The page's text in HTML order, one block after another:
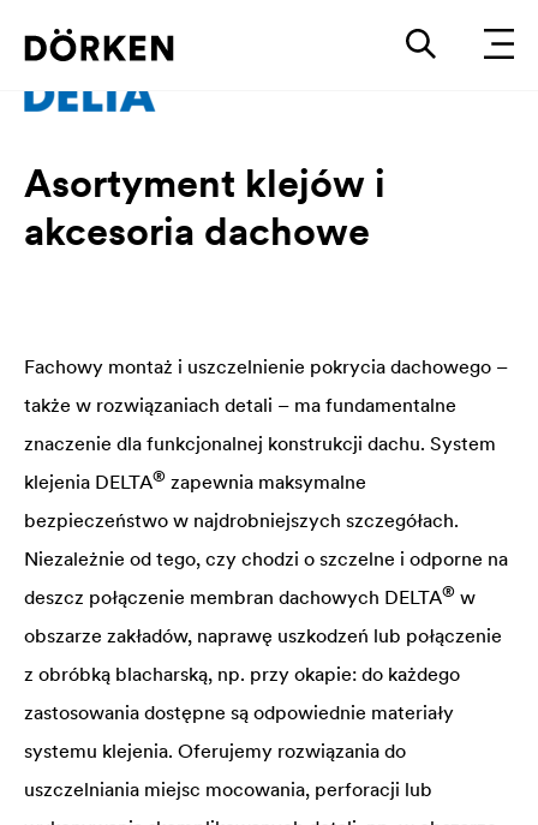
Asortyment klejów i
akcesoria dachowe
Fachowy montaż i uszczelnienie pokrycia dachowego –
także w rozwiązaniach detali – ma fundamentalne
znaczenie dla funkcjonalnej konstrukcji dachu. System
klejenia DELTA® zapewnia maksymalne
bezpieczeństwo w najdrobniejszych szczegółach.
Niezależnie od tego, czy chodzi o szczelne i odporne na
deszcz połączenie membran dachowych DELTA® w
obszarze zakładów, naprawę uszkodzeń lub połączenie
z obróbką blacharską, np. przy okapie: do każdego
zastosowania dostępne są odpowiednie materiały
systemu klejenia. Oferujemy rozwiązania do
uszczelniania miejsc mocowania, perforacji lub